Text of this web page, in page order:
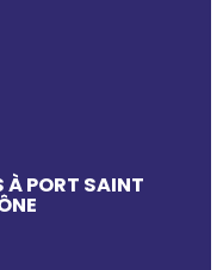
À PORT SAINT